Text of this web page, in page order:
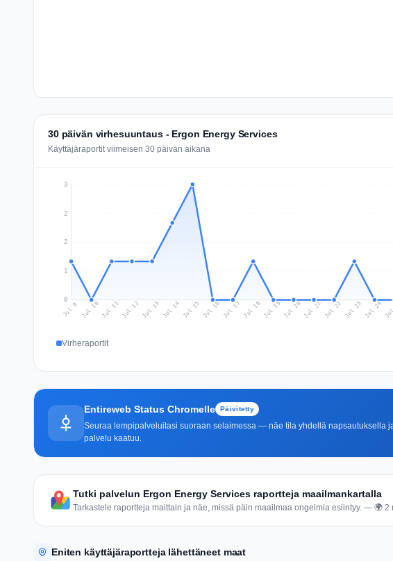
30 päivän virhesuuntaus - Ergon Energy Services
Käyttäjäraportit viimeisen 30 päivän aikana
0
1
2
2
3
Jul 9 Jul 10 Jul 11Jul 12Jul 13 Jul 14 Jul 15 Jul 16 Jul 17 Jul 18Jul 19 Jul 20 Jul 21 Jul 22 Jul 23 Jul 24
Virheraportit
Entireweb Status Chromelle Päivitetty
Seuraa lempipalveluitasi suoraan selaimessa — näe tila yhdellä napsautuksella
palvelu kaatuu.
Tutki palvelun Ergon Energy Services raportteja maailmankartalla
Tarkastele raportteja maittain ja näe, missä päin maailmaa ongelmia esiintyy. — 🌍 2
Eniten käyttäjäraportteja lähettäneet maat